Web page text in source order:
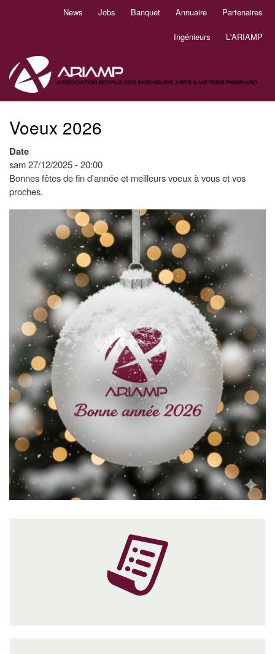
News Jobs Banquet Annuaire Partenaires
Ingénieurs L'ARIAMP
Voeux 2026
Date
sam 27/12/2025 - 20:00
Bonnes fêtes de fin d'année et meilleurs voeux à vous et vos
proches.